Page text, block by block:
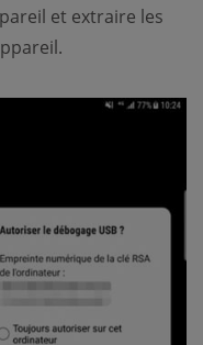
et extraire les